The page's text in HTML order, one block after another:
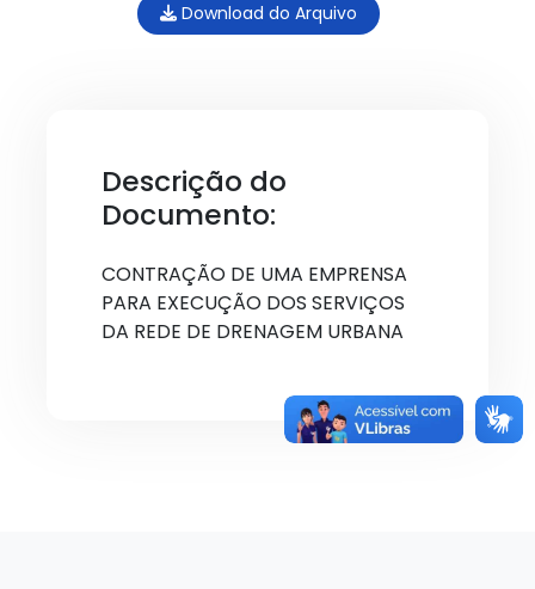
Download do Arquivo
Descrição do
Documento:
CONTRAÇÃO DE UMA EMPRENSA
PARA EXECUÇÃO DOS SERVIÇOS
DA REDE DE DRENAGEM URBANA